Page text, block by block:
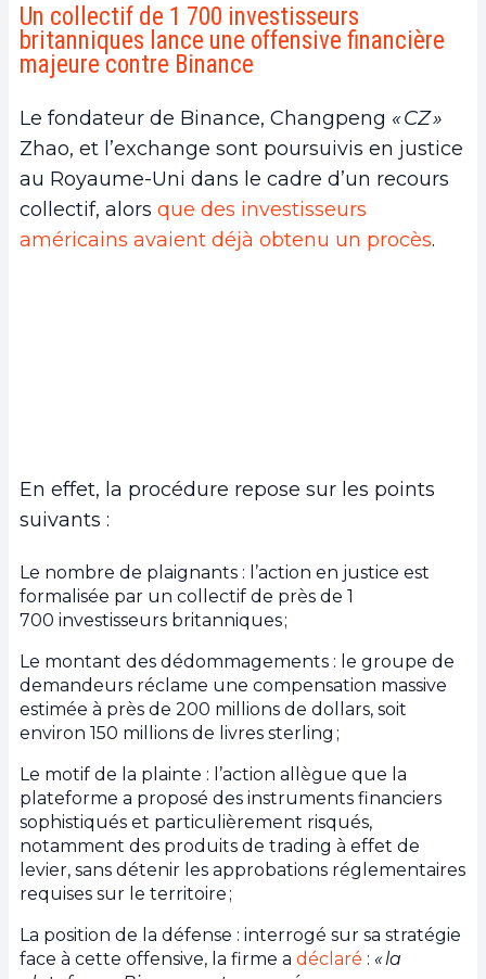
Un collectif de 1 700 investisseurs
britanniques lance une offensive financière
majeure contre Binance
Le fondateur de Binance, Changpeng « CZ »
Zhao, et l’exchange sont poursuivis en justice
au Royaume-Uni dans le cadre d’un recours
collectif, alors que des investisseurs
américains avaient déjà obtenu un procès.
En effet, la procédure repose sur les points
suivants :
Le nombre de plaignants : l’action en justice est
formalisée par un collectif de près de 1
700 investisseurs britanniques ;
Le montant des dédommagements : le groupe de
demandeurs réclame une compensation massive
estimée à près de 200 millions de dollars, soit
environ 150 millions de livres sterling ;
Le motif de la plainte : l’action allègue que la
plateforme a proposé des instruments financiers
sophistiqués et particulièrement risqués,
notamment des produits de trading à effet de
levier, sans détenir les approbations réglementaires
requises sur le territoire ;
La position de la défense : interrogé sur sa stratégie
face à cette offensive, la firme a déclaré : « la